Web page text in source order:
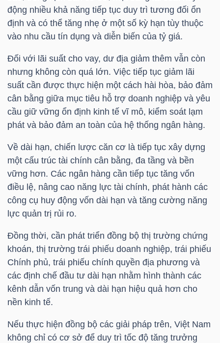
động nhiều khả năng tiếp tục duy trì tương đối ổn
định và có thể tăng nhẹ ở một số kỳ hạn tùy thuộc
vào nhu cầu tín dụng và diễn biến của tỷ giá.
Đối với lãi suất cho vay, dư địa giảm thêm vẫn còn
nhưng không còn quá lớn. Việc tiếp tục giảm lãi
suất cần được thực hiện một cách hài hòa, bảo đảm
cân bằng giữa mục tiêu hỗ trợ doanh nghiệp và yêu
cầu giữ vững ổn định kinh tế vĩ mô, kiểm soát lạm
phát và bảo đảm an toàn của hệ thống ngân hàng.
Về dài hạn, chiến lược căn cơ là tiếp tục xây dựng
một cấu trúc tài chính cân bằng, đa tầng và bền
vững hơn. Các ngân hàng cần tiếp tục tăng vốn
điều lệ, nâng cao năng lực tài chính, phát hành các
công cụ huy động vốn dài hạn và tăng cường năng
lực quản trị rủi ro.
Đồng thời, cần phát triển đồng bộ thị trường chứng
khoán, thị trường trái phiếu doanh nghiệp, trái phiếu
Chính phủ, trái phiếu chính quyền địa phương và
các định chế đầu tư dài hạn nhằm hình thành các
kênh dẫn vốn trung và dài hạn hiệu quả hơn cho
nền kinh tế.
Nếu thực hiện đồng bộ các giải pháp trên, Việt Nam
không chỉ có cơ sở để duy trì tốc độ tăng trưởng
TIỆN
ÍCH
BẤT
ĐỘNG
SẢN
Mã
chứng
khoán
(-)
Tất cả Cổ phiếu Chỉ số Chứng chỉ quỹ Chứng
Lãnh
đạo
(-)
Tất cả Người nội bộ Người liên quan Cổ đông lớn
Tin
tức
(-)